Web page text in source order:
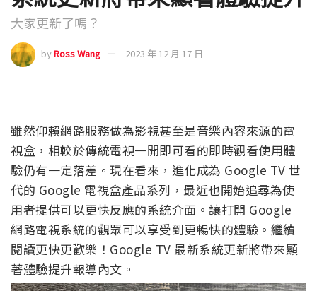
大家更新了嗎？
byRoss Wang 2023 年 12 月 17 日
雖然仰賴網路服務做為影視甚至是音樂內容來源的電
視盒，相較於傳統電視一開即可看的即時觀看使用體
驗仍有一定落差。現在看來，進化成為 Google TV 世
代的 Google 電視盒產品系列，最近也開始追尋為使
用者提供可以更快反應的系統介面。讓打開 Google
網路電視系統的觀眾可以享受到更暢快的體驗。繼續
閱讀更快更歡樂！Google TV 最新系統更新將帶來顯
著體驗提升報導內文。